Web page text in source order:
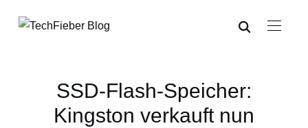
SSD-Flash-Speicher:
Kingston verkauft nun